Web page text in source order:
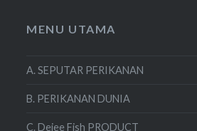
MENU UTAMA
A. SEPUTAR PERIKANAN
B. PERIKANAN DUNIA
C. Dejee Fish PRODUCT